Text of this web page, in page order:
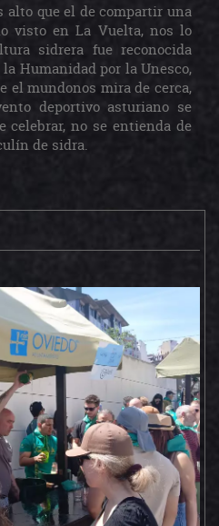
alto que el de compartir una
visto en La Vuelta, nos lo
sidrera fue reconocida
Humanidad por la Unesco,
el mundonos mira de cerca,
deportivo asturiano se
celebrar, no se entienda de
de sidra.